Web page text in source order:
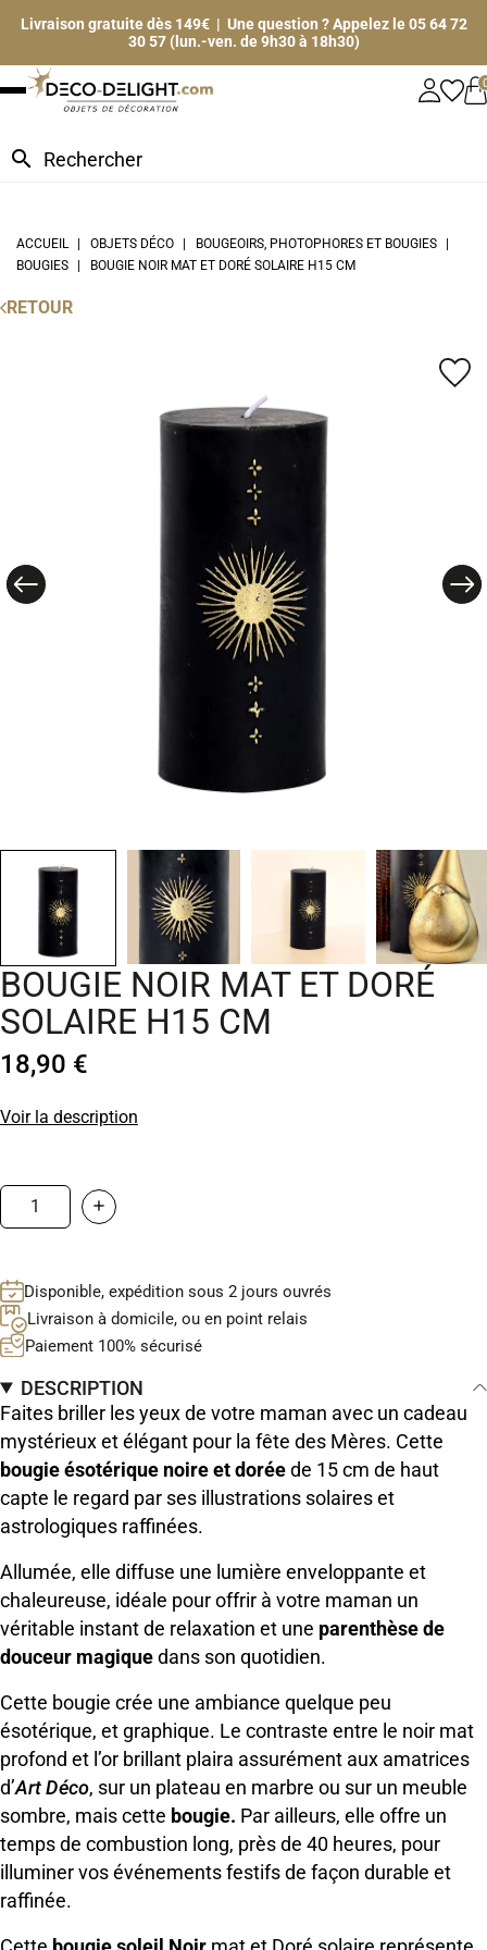
Livraison gratuite dès 149€ | Une question ? Appelez le 05 64 72
30 57 (lun.-ven. de 9h30 à 18h30)
search
ACCUEIL OBJETS DÉCO
BOUGEOIRS, PHOTOPHORES ET BOUGIES
BOUGIES
BOUGIE NOIR MAT ET DORÉ SOLAIRE H15 CM
RETOUR
favorite_border
BOUGIE NOIR MAT ET DORÉ
SOLAIRE H15 CM
18,90 €
Voir la description
Disponible, expédition sous 2 jours ouvrés
Livraison à domicile, ou en point relais
Paiement 100% sécurisé
DESCRIPTION
Faites briller les yeux de votre maman avec un cadeau
mystérieux et élégant pour la fête des Mères. Cette
bougie ésotérique noire et doréede 15 cm de haut
capte le regard par ses illustrations solaires et
astrologiques raffinées.
Allumée, elle diffuse une lumière enveloppante et
chaleureuse, idéale pour offrir à votre maman un
véritable instant de relaxation et une parenthèse de
douceur magiquedans son quotidien.
Cette bougie crée une ambiance quelque peu
ésotérique, et graphique. Le contraste entre le noir mat
profond et l’or brillant plaira assurément aux amatrices
d’Art Déco, sur un plateau en marbre ou sur un meuble
sombre, mais cette bougie. Par ailleurs, elle offre un
temps de combustion long, près de 40 heures, pour
illuminer vos événements festifs de façon durable et
raffinée.